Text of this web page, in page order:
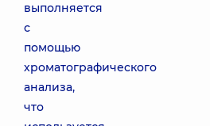
выполняется
с
помощью
хроматографического
анализа,
что